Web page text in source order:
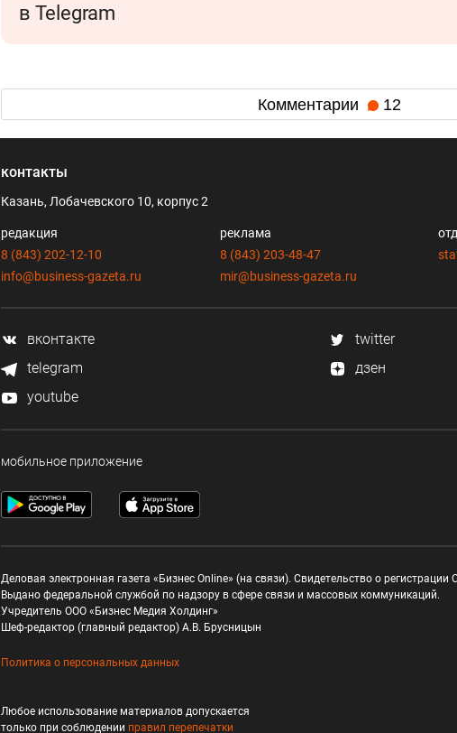
в Telegram
Комментарии 12
контакты
Казань, Лобачевского 10, корпус 2
редакция
8 (843) 202-12-10
info@business-gazeta.ru
реклама
8 (843) 203-48-47
mir@business-gazeta.ru
вконтакте
twitter
telegram
дзен
youtube
мобильное приложение
Деловая электронная газета «Бизнес Online» (на связи). Свидетельство о
Выдано федеральной службой по надзору в сфере связи и массовых коммуникаций.
Учредитель ООО «Бизнес Медия Холдинг»
Шеф-редактор (главный редактор) А.В. Брусницын
Политика о персональных данных
Любое использование материалов допускается
только при соблюдении правил перепечатки